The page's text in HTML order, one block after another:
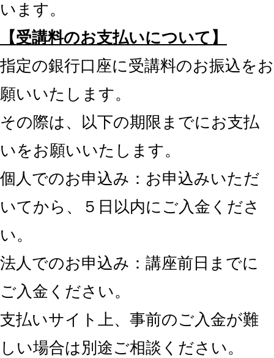
います。
【受講料のお支払いについて】
指定の銀行口座に受講料のお振込をお
願いいたします。
その際は、以下の期限までにお支払
いをお願いいたします。
個人でのお申込み：お申込みいただ
いてから、５日以内にご入金くださ
い。
法人でのお申込み：講座前日までに
ご入金ください。
支払いサイト上、事前のご入金が難
しい場合は別途ご相談ください。